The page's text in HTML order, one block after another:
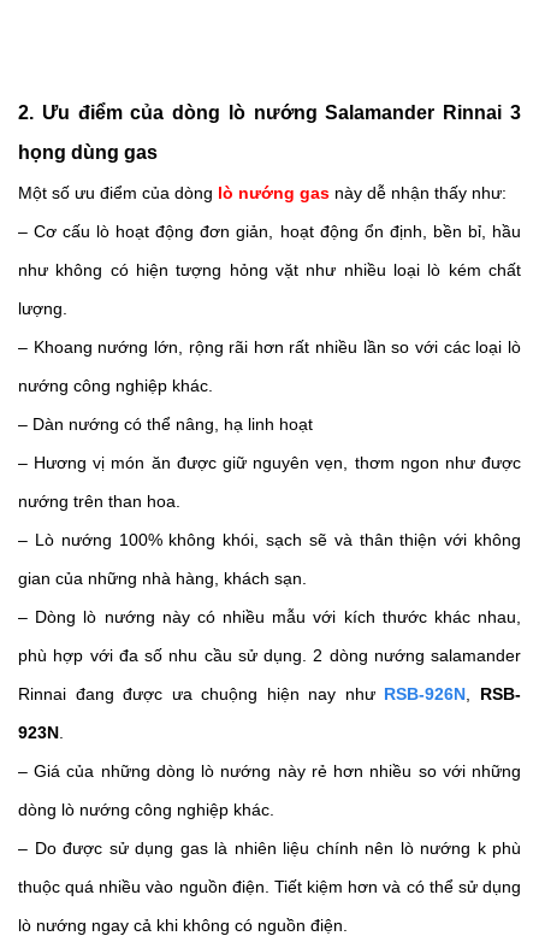
2. Ưu điểm của dòng lò nướng Salamander Rinnai 3
họng dùng gas
Một số ưu điểm của dòng lò nướng gas này dễ nhận thấy như:
– Cơ cấu lò hoạt động đơn giản, hoạt động ổn định, bền bỉ, hầu
như không có hiện tượng hỏng vặt như nhiều loại lò kém chất
lượng.
– Khoang nướng lớn, rộng rãi hơn rất nhiều lần so với các loại lò
nướng công nghiệp khác.
– Dàn nướng có thể nâng, hạ linh hoạt
– Hương vị món ăn được giữ nguyên vẹn, thơm ngon như được
nướng trên than hoa.
– Lò nướng 100% không khói, sạch sẽ và thân thiện với không
gian của những nhà hàng, khách sạn.
– Dòng lò nướng này có nhiều mẫu với kích thước khác nhau,
phù hợp với đa số nhu cầu sử dụng. 2 dòng nướng salamander
Rinnai đang được ưa chuộng hiện nay như RSB-926N
RSB-
923N
– Giá của những dòng lò nướng này rẻ hơn nhiều so với những
dòng lò nướng công nghiệp khác.
– Do được sử dụng gas là nhiên liệu chính nên lò nướng k phù
thuộc quá nhiều vào nguồn điện. Tiết kiệm hơn và có thể sử dụng
lò nướng ngay cả khi không có nguồn điện.